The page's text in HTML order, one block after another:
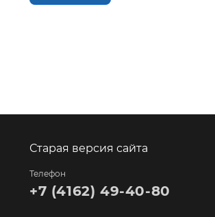
Старая версия сайта
Телефон
+7 (4162) 49-40-80